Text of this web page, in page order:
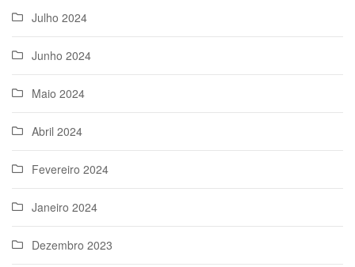
Julho 2024
Junho 2024
Maio 2024
Abril 2024
Fevereiro 2024
Janeiro 2024
Dezembro 2023